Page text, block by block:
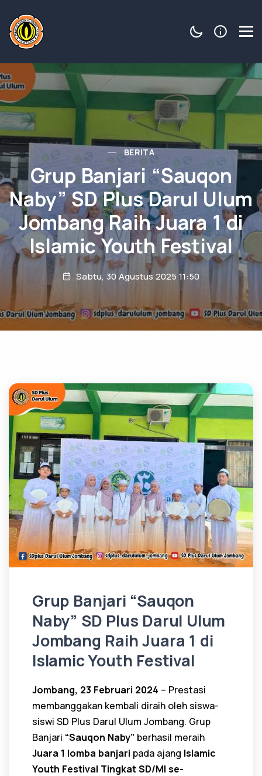
BERITA
Grup Banjari “Sauqon
Naby” SD Plus Darul Ulum
Jombang Raih Juara 1 di
Islamic Youth Festival
Sabtu, 30 Agustus 2025 11:50
Grup Banjari “Sauqon
Naby” SD Plus Darul Ulum
Jombang Raih Juara 1 di
Islamic Youth Festival
Jombang, 23 Februari 2024 – Prestasi
membanggakan kembali diraih oleh siswa-
siswi SD Plus Darul Ulum Jombang. Grup
Banjari “Sauqon Naby” berhasil meraih
Juara 1 lomba banjari pada ajang Islamic
Youth Festival Tingkat SD/MI se-